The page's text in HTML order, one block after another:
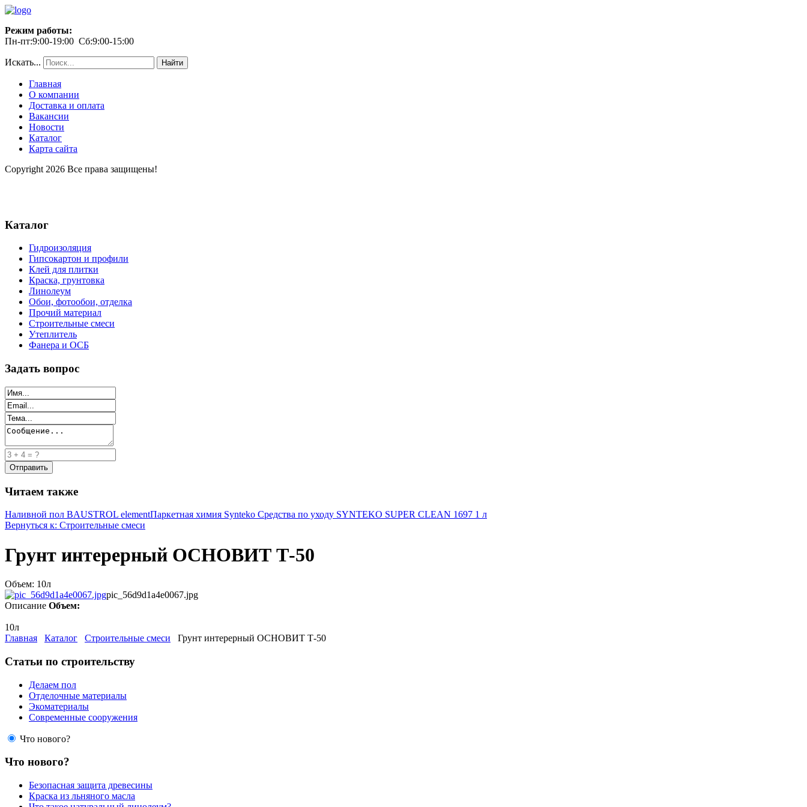
Режим работы:
Пн-пт:9:00-19:00 Сб:9:00-15:00
Искать... Найти
Главная
О компании
Доставка и оплата
Вакансии
Новости
Каталог
Карта сайта
Copyright 2026 Все права защищены!
Каталог
Гидроизоляция
Гипсокартон и профили
Клей для плитки
Краска, грунтовка
Линолеум
Обои, фотообои, отделка
Прочий материал
Строительные смеси
Утеплитель
Фанера и ОСБ
Задать вопрос
Читаем также
Наливной пол BAUSTROL elementПаркетная химия Synteko Средства по уходу SYNTEKO SUPER CLEAN 1697 1 л
Вернуться к: Строительные смеси
Грунт интерерный ОСНОВИТ Т-50
Объем: 10л
pic_56d9d1a4e0067.jpg
Описание Объем:
10л
Главная
Каталог Строительные смеси Грунт интерерный ОСНОВИТ Т-50
Статьи по строительству
Делаем пол
Отделочные материалы
Экоматериалы
Современные сооружения
Что нового?
Что нового?
Безопасная защита древесины
Краска из льняного масла